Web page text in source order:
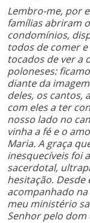
Lembro-me, por
famílias abriram
condomínios,
todos de comer
tocados de ver a
poloneses:
diante da
deles, os cantos,
com eles a ter
nosso lado no
vinha a fé e o
Maria. A graça
inesquecíveis foi
sacerdotal,
hesitação.
acompanhado
meu ministério
Senhor pelo dom